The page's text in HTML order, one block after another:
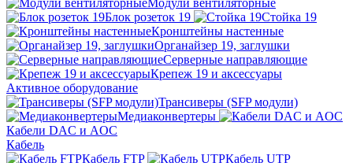
Блок розеток 19
Стойка 19
Кронштейны настенные
Органайзер 19, заглушки
Серверные направляющие
Крепеж 19 и аксессуары
Активное оборудование
Трансиверы (SFP модули)
Медиаконвертеры
Кабели DAC и AOC
Кабель
Кабель FTP
Кабель UTP